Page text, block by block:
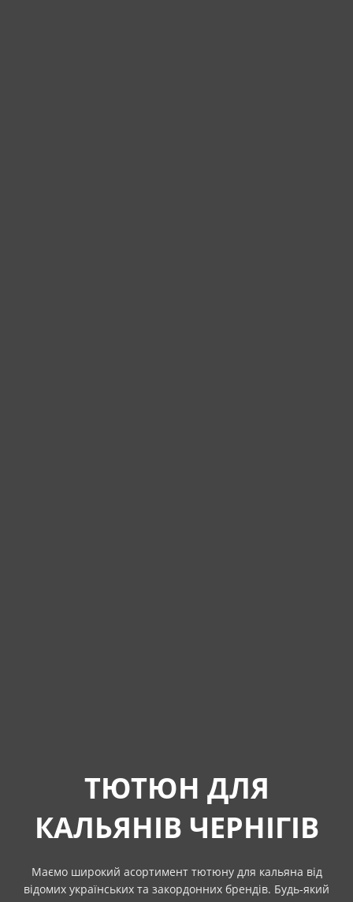
ТЮТЮН ДЛЯ
КАЛЬЯНІВ ЧЕРНІГІВ
Маємо широкий асортимент тютюну для кальяна від
відомих українських та закордонних брендів. Будь-який